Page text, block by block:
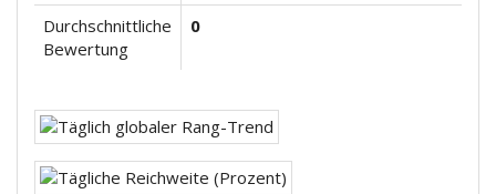
Durchschnittliche
Bewertung
0